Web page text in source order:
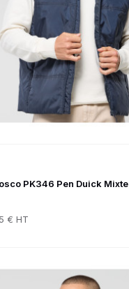
PK346 Pen Duick Mixte
€ HT